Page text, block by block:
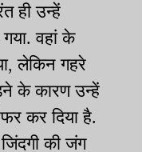
ही उन्हें
वहां के
लेकिन गहरे
के कारण उन्हें
कर दिया है.
की जंग